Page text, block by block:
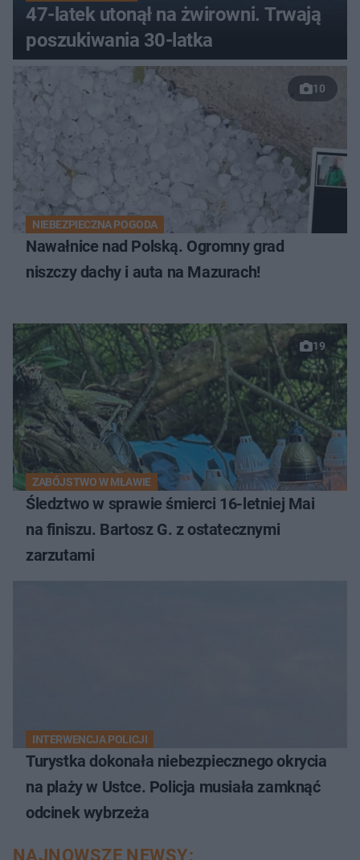
47-latek utonął na żwirowni. Trwają
poszukiwania 30-latka
10
NIEBEZPIECZNA POGODA
Nawałnice nad Polską. Ogromny grad
niszczy dachy i auta na Mazurach!
19
ZABÓJSTWO W MŁAWIE
Śledztwo w sprawie śmierci 16-letniej Mai
na finiszu. Bartosz G. z ostatecznymi
zarzutami
INTERWENCJA POLICJI
Turystka dokonała niebezpiecznego okrycia
na plaży w Ustce. Policja musiała zamknąć
odcinek wybrzeża
NAJNOWSZE NEWSY: